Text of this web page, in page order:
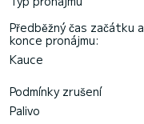
Předběžný čas začátku a
konce pronájmu:
Kauce
Podmínky zrušení
Palivo